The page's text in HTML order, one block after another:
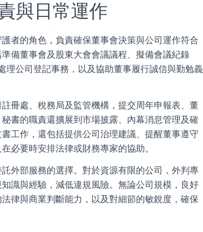
與日常運作
者的角色，負責確保董事會決策與公司運作符合
備董事會及股東大會會議議程、擬備會議紀錄
理公司登記事務，以及協助董事履行誠信與勤勉義
冊處、稅務局及監管機構，提交周年申報表、董
書的職責還擴展到市場披露、內幕消息管理及確
工作，還包括提供公司治理建議、提醒董事遵守
必要時安排法律或財務專家的協助。
外部服務的選擇。對於資源有限的公司，外判專
識與經驗，減低違規風險。無論公司規模，良好
律與商業判斷能力，以及對細節的敏銳度，確保